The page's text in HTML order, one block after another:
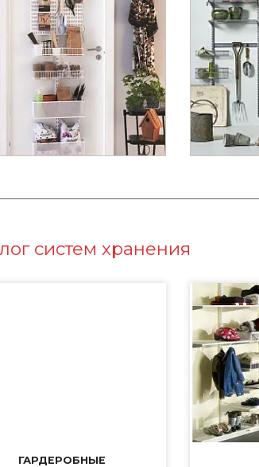
систем хранения
ГАРДЕРОБНЫЕ